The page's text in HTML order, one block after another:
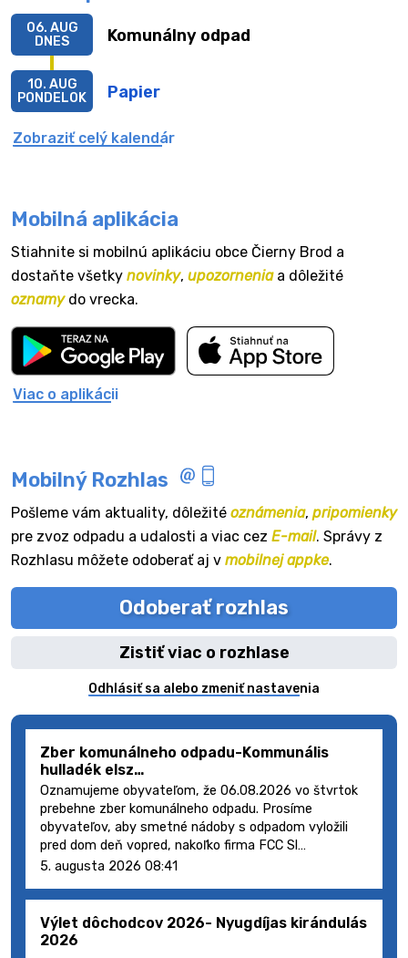
Komunálny odpad
06. AUG
DNES
Papier
10. AUG
PONDELOK
Zobraziť celý kalendár
Mobilná aplikácia
Stiahnite si mobilnú aplikáciu obce Čierny Brod a
dostaňte všetky novinky, upozorneniaa dôležité
oznamydo vrecka.
Viac o aplikácii
Mobilný Rozhlas
Pošleme vám aktuality, dôležité oznámenia, pripomienky
pre zvoz odpadu a udalosti a viac cez E-mail. Správy z
Rozhlasu môžete odoberať aj v mobilnej appke.
Odoberať rozhlas
Zistiť viac o rozhlase
Odhlásiť sa alebo zmeniť nastavenia
Zber komunálneho odpadu-Kommunális
hulladék elsz…
Oznamujeme obyvateľom, že 06.08.2026 vo štvrtok
prebehne zber komunálneho odpadu. Prosíme
obyvateľov, aby smetné nádoby s odpadom vyložili
pred dom deň vopred, nakoľko firma FCC Sl…
5. augusta 2026 08:41
Výlet dôchodcov 2026- Nyugdíjas kirándulás
2026